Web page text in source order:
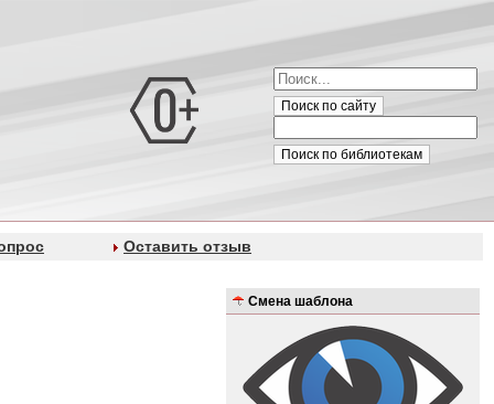
Поиск по сайту
Поиск по библиотекам
Оставить отзыв
Смена шаблона